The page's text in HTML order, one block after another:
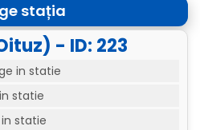
stația
- ID: 223
in statie
statie
statie